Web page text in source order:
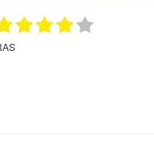
02.07.2026